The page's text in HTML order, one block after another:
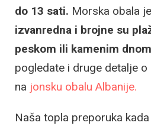
do 13 sati. Morska obala
izvanredna i brojne su
peskom ili kamenim
pogledate i druge detalje
na jonsku obalu Albanije.
Naša topla preporuka